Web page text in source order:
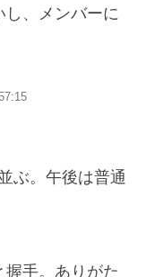
し、メンバーに
ぶ。午後は普通
手。ありがた